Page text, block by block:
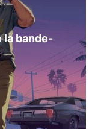
la bande-